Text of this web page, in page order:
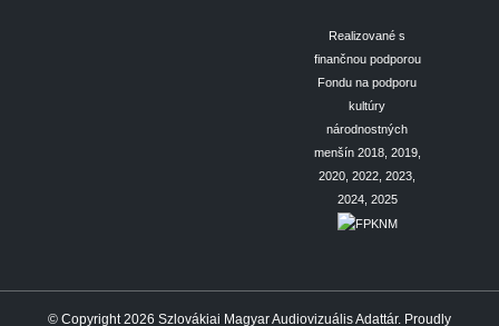
Realizované s
finančnou podporou
Fondu na podporu
kultúry
národnostných
menšín 2018, 2019,
2020, 2022, 2023,
2024, 2025
© Copyright 2026 Szlovákiai Magyar Audiovizuális Adattár. Proudly